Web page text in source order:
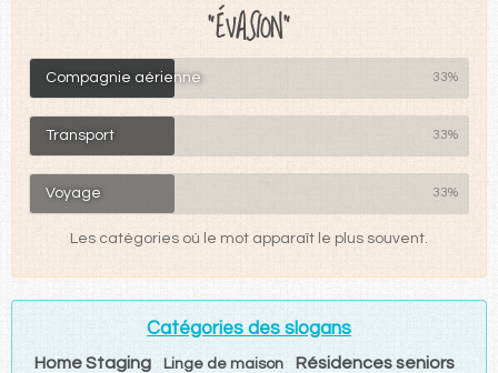
"ÉVASION"
Compagnie aérienne 33%
Transport 33%
Voyage 33%
Les catégories où le mot apparaît le plus souvent.
Catégories des slogans
Home Staging Linge de maison Résidences seniors